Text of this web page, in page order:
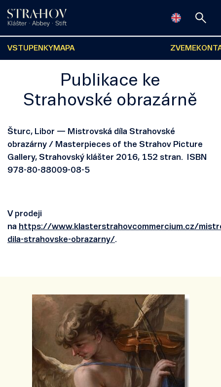
VSTUPENKY MAPA ZVEME
Publikace ke
Strahovské obrazárně
Šturc, Libor — Mistrovská díla Strahovské
obrazárny / Masterpieces of the Strahov Picture
Gallery, Strahovský klášter 2016, 152 stran. ISBN
978-80-88009-08-5
V prodeji
na https://www.klasterstrahovcommercium.cz/
dila-strahovske-obrazarny/.